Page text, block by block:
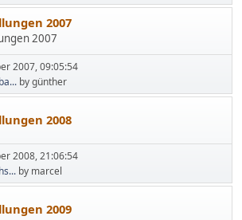
2007
2007
2007, 09:05:54
by günther
2008
2008, 21:06:54
by marcel
2009